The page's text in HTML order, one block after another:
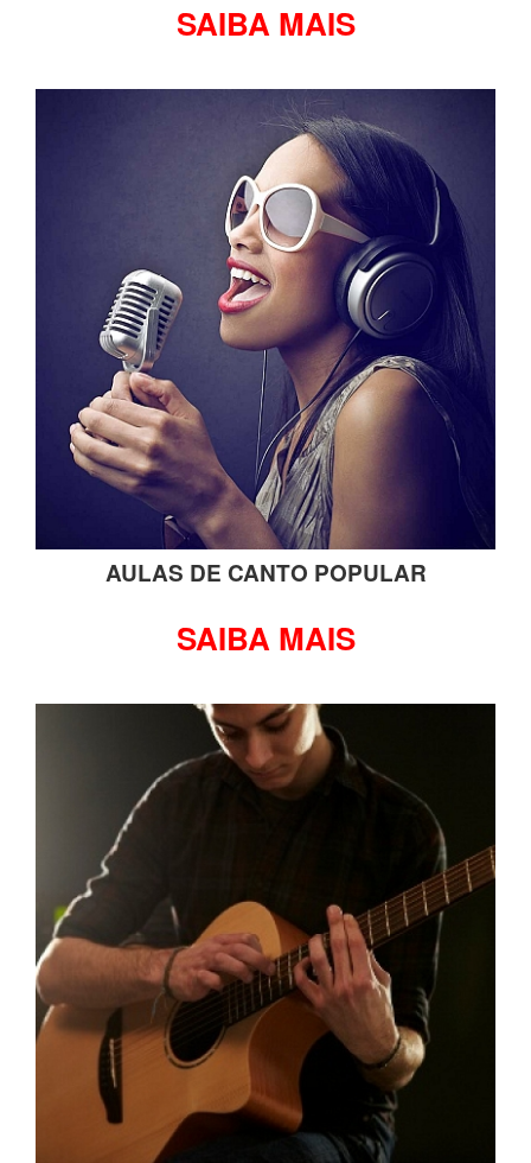
SAIBA MAIS
AULAS DE CANTO POPULAR
SAIBA MAIS